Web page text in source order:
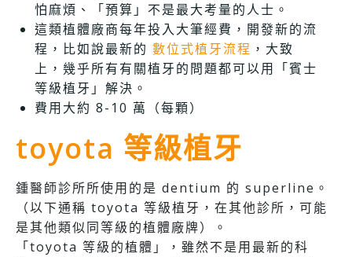
怕麻煩、「預算」不是最大考量的人士。
這類植體廠商每年投入大筆經費，開發新的流
程，比如說最新的 數位式植牙流程 ，大致
上，幾乎所有有關植牙的問題都可以用「賓士
等級植牙」解決。
費用大約 8-10 萬（每顆）
toyota 等級植牙
鍾醫師診所所使用的是 dentium 的 superline。
（以下通稱 toyota 等級植牙，在其他診所，可能
是其他類似同等級的植體廠牌）。
「toyota 等級的植體」，雖然不是用最新的科